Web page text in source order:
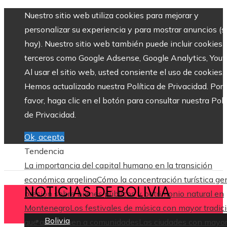
Nuestro sitio web utiliza cookies para mejorar y
personalizar su experiencia y para mostrar anuncios
hay). Nuestro sitio web también puede incluir cookies
terceros como Google Adsense, Google Analytics,
Al usar el sitio web, usted consiente el uso de cookies.
Hemos actualizado nuestra Política de Privacidad. Por
favor, haga clic en el botón para consultar nuestra
de Privacidad.
Ok, acepto
Tendencia
La importancia del capital humano en la transición
económica argelinaCómo la concentración turística
presión sobre bienes públicos y patrimonio natural en
MontenegroLos festivales de música con mayor
que aún reúnen a comunidades
Las ciudades con mayor
NOTICIAS DE BOLIVIA
Bolivia